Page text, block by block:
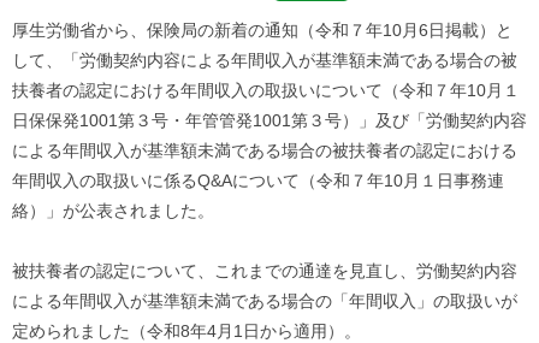
厚生労働省から、保険局の新着の通知（令和７年10月6日掲載）と
して、「労働契約内容による年間収入が基準額未満である場合の被
扶養者の認定における年間収入の取扱いについて（令和７年10月１
日保保発1001第３号・年管管発1001第３号）」及び「労働契約内容
による年間収入が基準額未満である場合の被扶養者の認定における
年間収入の取扱いに係るQ&Aについて（令和７年10月１日事務連
絡）」が公表されました。
被扶養者の認定について、これまでの通達を見直し、労働契約内容
による年間収入が基準額未満である場合の「年間収入」の取扱いが
定められました（令和8年4月1日から適用）。